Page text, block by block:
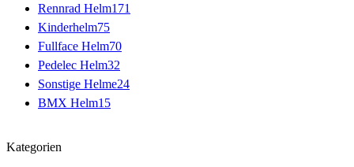
Rennrad Helm171
Kinderhelm75
Fullface Helm70
Pedelec Helm32
Sonstige Helme24
BMX Helm15
Kategorien